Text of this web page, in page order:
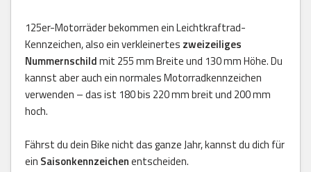
125er-Motorräder bekommen ein Leichtkraftrad-
Kennzeichen, also ein verkleinertes zweizeiliges
Nummernschildmit 255 mm Breite und 130 mm Höhe. Du
kannst aber auch ein normales Motorradkennzeichen
verwenden – das ist 180 bis 220 mm breit und 200 mm
hoch.
Fährst du dein Bike nicht das ganze Jahr, kannst du dich für
ein Saisonkennzeichenentscheiden.